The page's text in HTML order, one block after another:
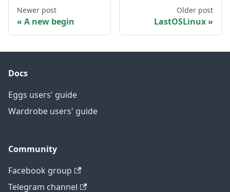
Newer post
A new begin
Older post
LastOSLinux
Docs
Eggs users' guide
Wardrobe users' guide
Community
Facebook group
Telegram channel